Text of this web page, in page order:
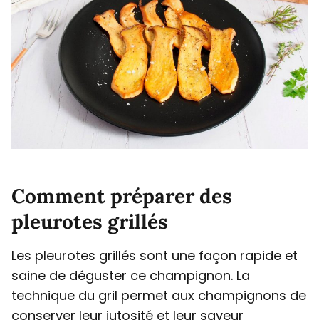
Comment préparer des
pleurotes grillés
Les pleurotes grillés sont une façon rapide et
saine de déguster ce champignon. La
technique du gril permet aux champignons de
conserver leur jutosité et leur saveur